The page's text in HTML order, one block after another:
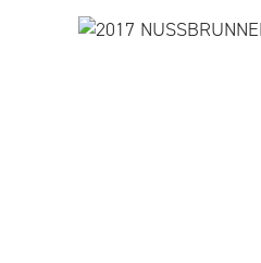
Bildergalerie überspringen